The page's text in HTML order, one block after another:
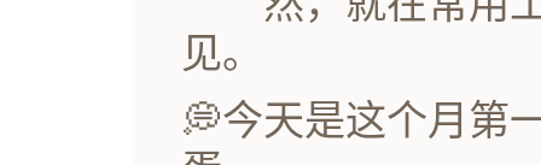
见。
💭今天是这个月第